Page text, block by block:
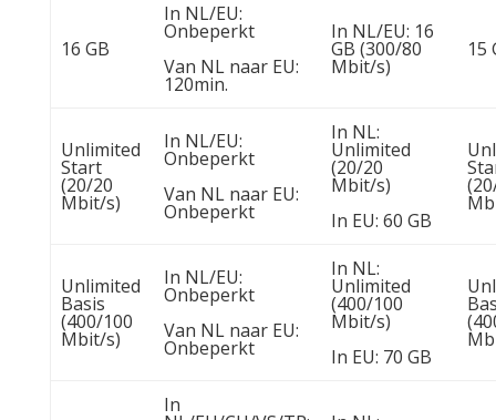
16 GB
In NL/EU:
Onbeperkt
Van NL naar EU:
120min.
In NL/EU: 16
GB (300/80
Mbit/s)
15
Unlimited
Start
(20/20
Mbit/s)
In NL/EU:
Onbeperkt
Van NL naar EU:
Onbeperkt
In NL:
Unlimited
(20/20
Mbit/s)
In EU: 60 GB
Unlimited
Basis
(400/100
Mbit/s)
In NL/EU:
Onbeperkt
Van NL naar EU:
Onbeperkt
In NL:
Unlimited
(400/100
Mbit/s)
In EU: 70 GB
In